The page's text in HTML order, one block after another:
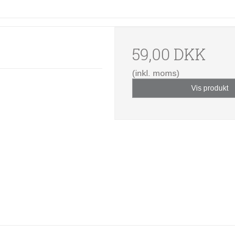
59,00 DKK
(inkl. moms)
Vis produkt